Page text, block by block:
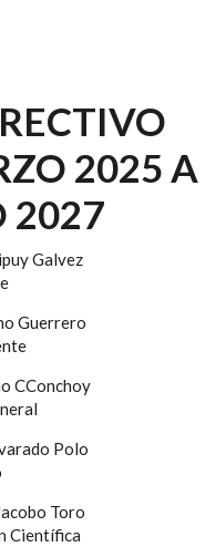
2025 A
2027
Galvez
Guerrero
CConchoy
Polo
Toro
Científica